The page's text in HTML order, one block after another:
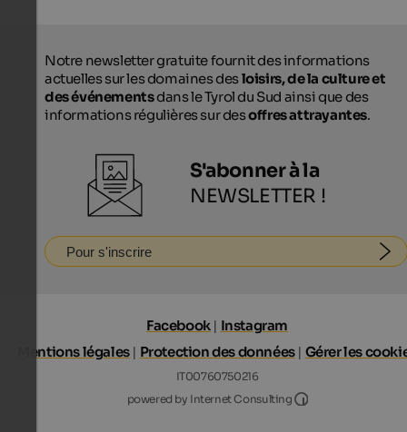
Notre newsletter gratuite fournit des informations
actuelles sur les domaines desloisirs, de la culture et
des événementsdans le Tyrol du Sud ainsi que des
informations régulières sur desoffres attrayantes.
S'abonner à la
NEWSLETTER !
Pour s'inscrire
Facebook | Instagram
Mentions légales| Protection des données| Gérer les
IT00760750216
powered by Internet Consulting
Internet